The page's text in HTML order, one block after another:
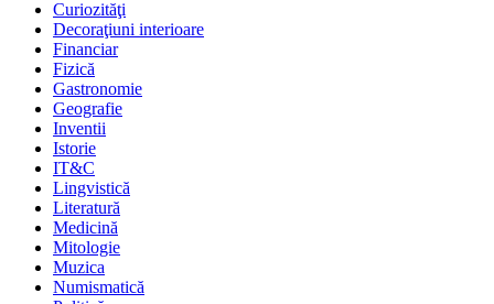
Curiozităţi
Decoraţiuni interioare
Financiar
Fizică
Gastronomie
Geografie
Inventii
Istorie
IT&C
Lingvistică
Literatură
Medicină
Mitologie
Muzica
Numismatică